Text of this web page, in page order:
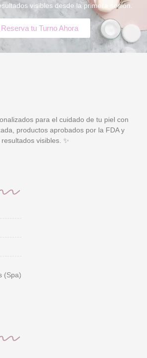
visibles desde la primera sesión.
tu Turno Ahora
para el cuidado de tu piel con
productos aprobados por la FDA y
resultados visibles. ✨
(Spa)